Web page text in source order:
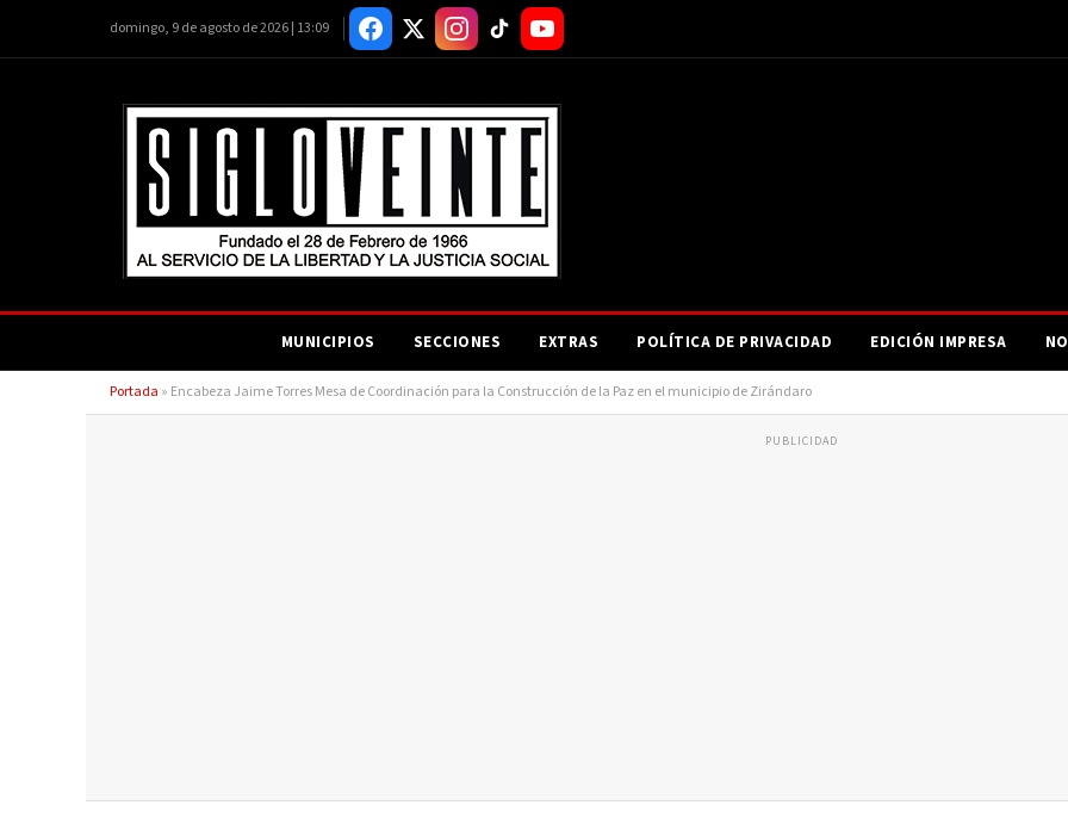
domingo, 9 de agosto de 2026 | 13:09
MUNICIPIOS SECCIONES EXTRAS POLÍTICA DE PRIVACIDAD EDICIÓN IMPRESA
Portada » Encabeza Jaime Torres Mesa de Coordinación para la Construcción de la Paz en el municipio de Zirándaro
PUBLICIDAD